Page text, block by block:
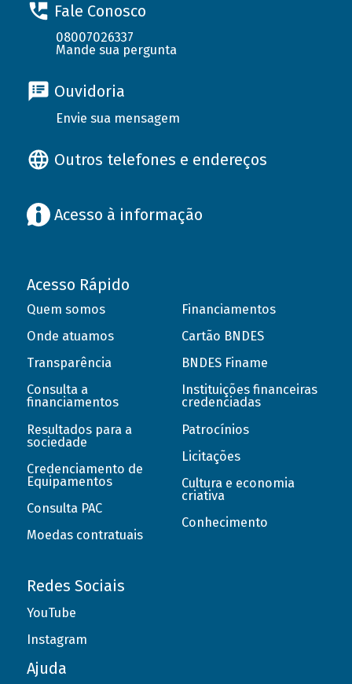
Fale Conosco
08007026337
Mande sua pergunta
Ouvidoria
Envie sua mensagem
Outros telefones e endereços
Acesso à informação
Acesso Rápido
Quem somos
Onde atuamos
Transparência
Consulta a
financiamentos
Resultados para a
sociedade
Credenciamento de
Equipamentos
Consulta PAC
Moedas contratuais
Financiamentos
Cartão BNDES
BNDES Finame
Instituições financeiras
credenciadas
Patrocínios
Licitações
Cultura e economia
criativa
Conhecimento
Redes Sociais
YouTube
Instagram
Ajuda